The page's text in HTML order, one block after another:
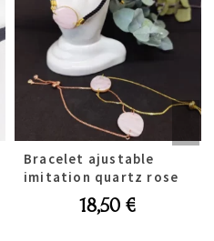
Bracelet ajustable
imitation quartz rose
18,50 €